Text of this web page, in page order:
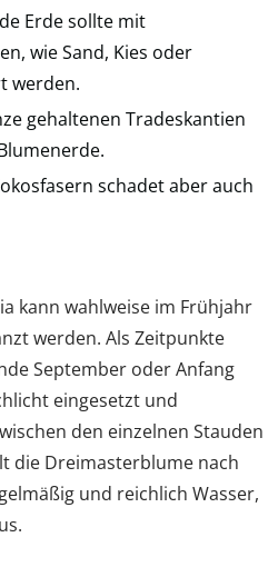
Erde sollte mit
wie Sand, Kies oder
werden.
gehaltenen Tradeskantien
schadet aber auch
kann wahlweise im Frühjahr
werden. Als Zeitpunkte
September oder Anfang
eingesetzt und
den einzelnen Stauden
die Dreimasterblume nach
und reichlich Wasser,